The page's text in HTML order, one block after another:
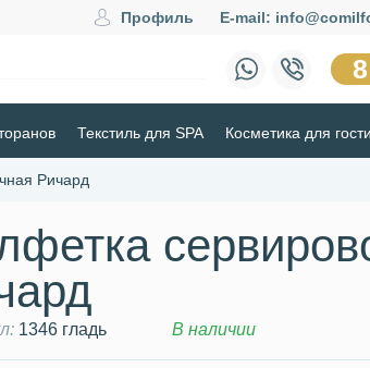
Профиль E-mail:
Текстиль для SPA Косметика для
Ричард
1346 гладь В наличии